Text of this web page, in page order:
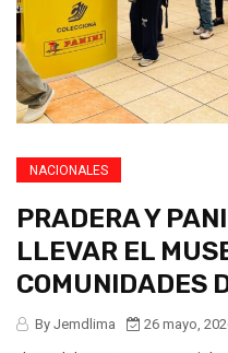
NACIONALES
PRADERA Y
LLEVAR EL
COMUNIDADES
By Jemdlima 26 mayo,